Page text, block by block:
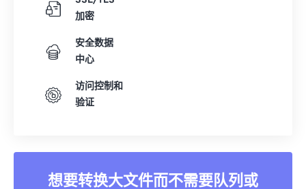
加密
安全数据
中心
访问控制和
验证
想要转换大文件而不需要队列或